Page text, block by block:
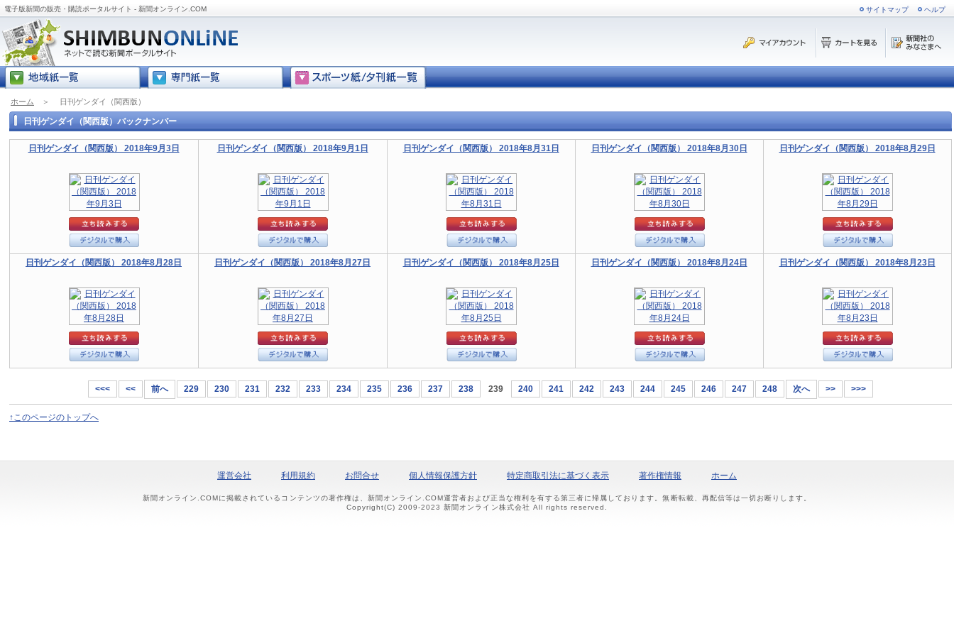
電子版新聞の販売・購読ポータルサイト - 新聞オンライン.COM サイトマップ ヘルプ
ホーム ＞ 日刊ゲンダイ（関西版）
日刊ゲンダイ（関西版）バックナンバー
日刊ゲンダイ（関西版） 2018年9月3日 日刊ゲンダイ（関西版） 2018年9月1日 日刊ゲンダイ（関西版） 2018年8月31日 日刊ゲンダイ（関西版） 2018年8月30日 日刊ゲンダイ（関西版） 2018年8月29日
日刊ゲンダイ（関西版） 2018年8月28日 日刊ゲンダイ（関西版） 2018年8月27日 日刊ゲンダイ（関西版） 2018年8月25日 日刊ゲンダイ（関西版） 2018年8月24日 日刊ゲンダイ（関西版） 2018年8月23日
<<< << 前へ 229 230 231 232 233 234 235 236 237 238 239 240 241 242 243 244 245 246 247 248 次へ >> >>>
↑このページのトップへ
運営会社 利用規約 お問合せ 個人情報保護方針 特定商取引法に基づく表示 著作権情報 ホーム
新聞オンライン.COMに掲載されているコンテンツの著作権は、新聞オンライン.COM運営者および正当な権利を有する第三者に帰属しております。無断転載、再配信等は一切お断りします。
Copyright(C) 2009-2023 新聞オンライン株式会社 All rights reserved.